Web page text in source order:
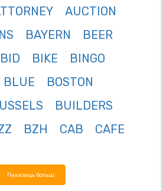
AUCTION
BAYERN
BEER
BID BIKE
BINGO
BLUE
BOSTON
BUILDERS
BZH CAB
CAFE
Паказаць больш